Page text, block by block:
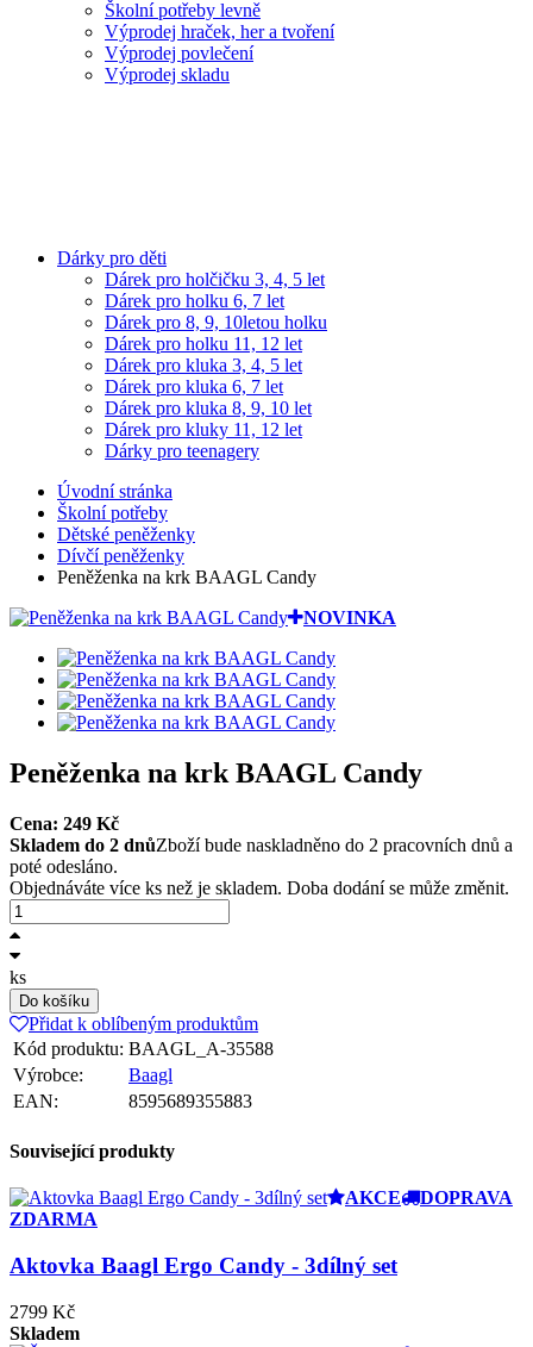
Školní potřeby levně
Výprodej hraček, her a tvoření
Výprodej povlečení
Výprodej skladu
Dárky pro děti
Dárek pro holčičku 3, 4, 5 let
Dárek pro holku 6, 7 let
Dárek pro 8, 9, 10letou holku
Dárek pro holku 11, 12 let
Dárek pro kluka 3, 4, 5 let
Dárek pro kluka 6, 7 let
Dárek pro kluka 8, 9, 10 let
Dárek pro kluky 11, 12 let
Dárky pro teenagery
Úvodní stránka
Školní potřeby
Dětské peněženky
Dívčí peněženky
Peněženka na krk BAAGL Candy
NOVINKA
Peněženka na krk BAAGL Candy
Cena: 249 Kč
Skladem do 2 dnůZboží bude naskladněno do 2 pracovních dnů a
poté odesláno.
Objednáváte více ks než je skladem. Doba dodání se může změnit.
ks
Do košíku
Přidat k oblíbeným produktům
Kód produktu: BAAGL_A-35588
Výrobce:
Baagl
EAN:
8595689355883
Související produkty
AKCE
DOPRAVA
ZDARMA
Aktovka Baagl Ergo Candy - 3dílný set
2799 Kč
Skladem